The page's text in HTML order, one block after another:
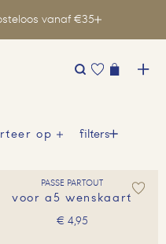
vanaf €35
op filters
PASSE PARTOUT
voor a5 wenskaart
€ 4,95